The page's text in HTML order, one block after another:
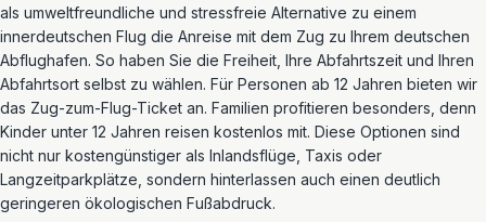
als umweltfreundliche und stressfreie Alternative zu einem
innerdeutschen Flug die Anreise mit dem Zug zu Ihrem deutschen
Abflughafen. So haben Sie die Freiheit, Ihre Abfahrtszeit und Ihren
Abfahrtsort selbst zu wählen. Für Personen ab 12 Jahren bieten wir
das Zug-zum-Flug-Ticket an. Familien profitieren besonders, denn
Kinder unter 12 Jahren reisen kostenlos mit. Diese Optionen sind
nicht nur kostengünstiger als Inlandsflüge, Taxis oder
Langzeitparkplätze, sondern hinterlassen auch einen deutlich
geringeren ökologischen Fußabdruck.